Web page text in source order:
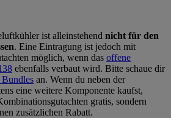
ist alleinstehend nicht für den
. Eine Eintragung ist jedoch mit
möglich, wenn das offene
ebenfalls verbaut wird. Bitte schaue dir
Bundles an. Wenn du neben der
eine weitere Komponente kaufst,
gratis, sondern
zusätzlichen Rabatt.